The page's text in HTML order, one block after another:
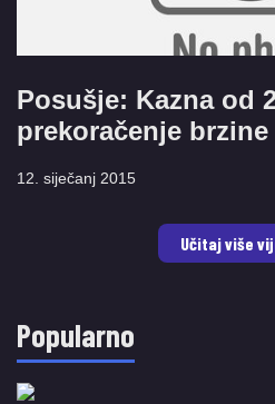
Posušje: Kazna od
prekoračenje brzine
12. siječanj 2015
Učitaj više
Popularno